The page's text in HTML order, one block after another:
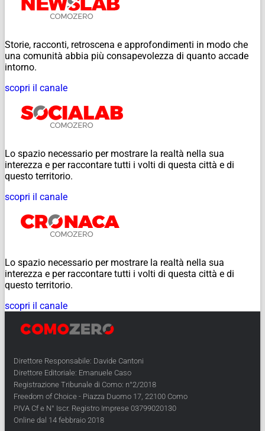
Storie, racconti, retroscena e approfondimenti in modo che
una comunità abbia più consapevolezza di quanto accade
intorno.
scopri il canale
Lo spazio necessario per mostrare la realtà nella sua
interezza e per raccontare tutti i volti di questa città e di
questo territorio.
scopri il canale
Lo spazio necessario per mostrare la realtà nella sua
interezza e per raccontare tutti i volti di questa città e di
questo territorio.
scopri il canale
Direttore Responsabile: Davide Cantoni
Direttore Editoriale: Emanuele Caso
Registrazione Tribunale di Como: n°2/2018
Freedom of Choice - Piazza Duomo 17, 22100 Como
PIVA Cf e N° Iscr. Registro Imprese 03799020130
Online dal 14 febbraio 2018